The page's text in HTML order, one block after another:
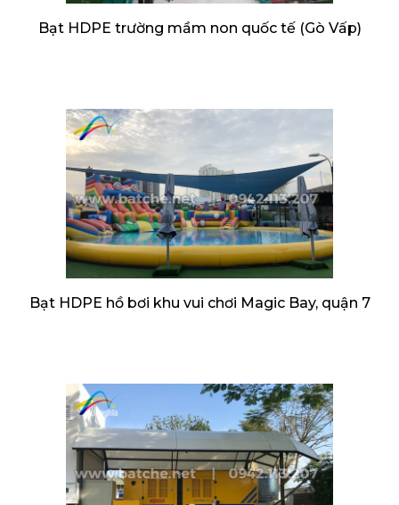
Bạt HDPE trường mầm non quốc tế (Gò Vấp)
Bạt HDPE hồ bơi khu vui chơi Magic Bay, quận 7